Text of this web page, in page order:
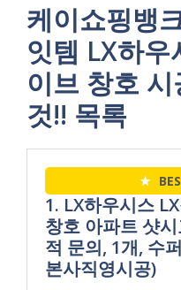
케이쇼핑뱅
잇템 LX하
이브 창호
것!! 목록
★
1. LX하우시스
창호 아파트 샷
적 문의, 1개, 수
본사직영시공)